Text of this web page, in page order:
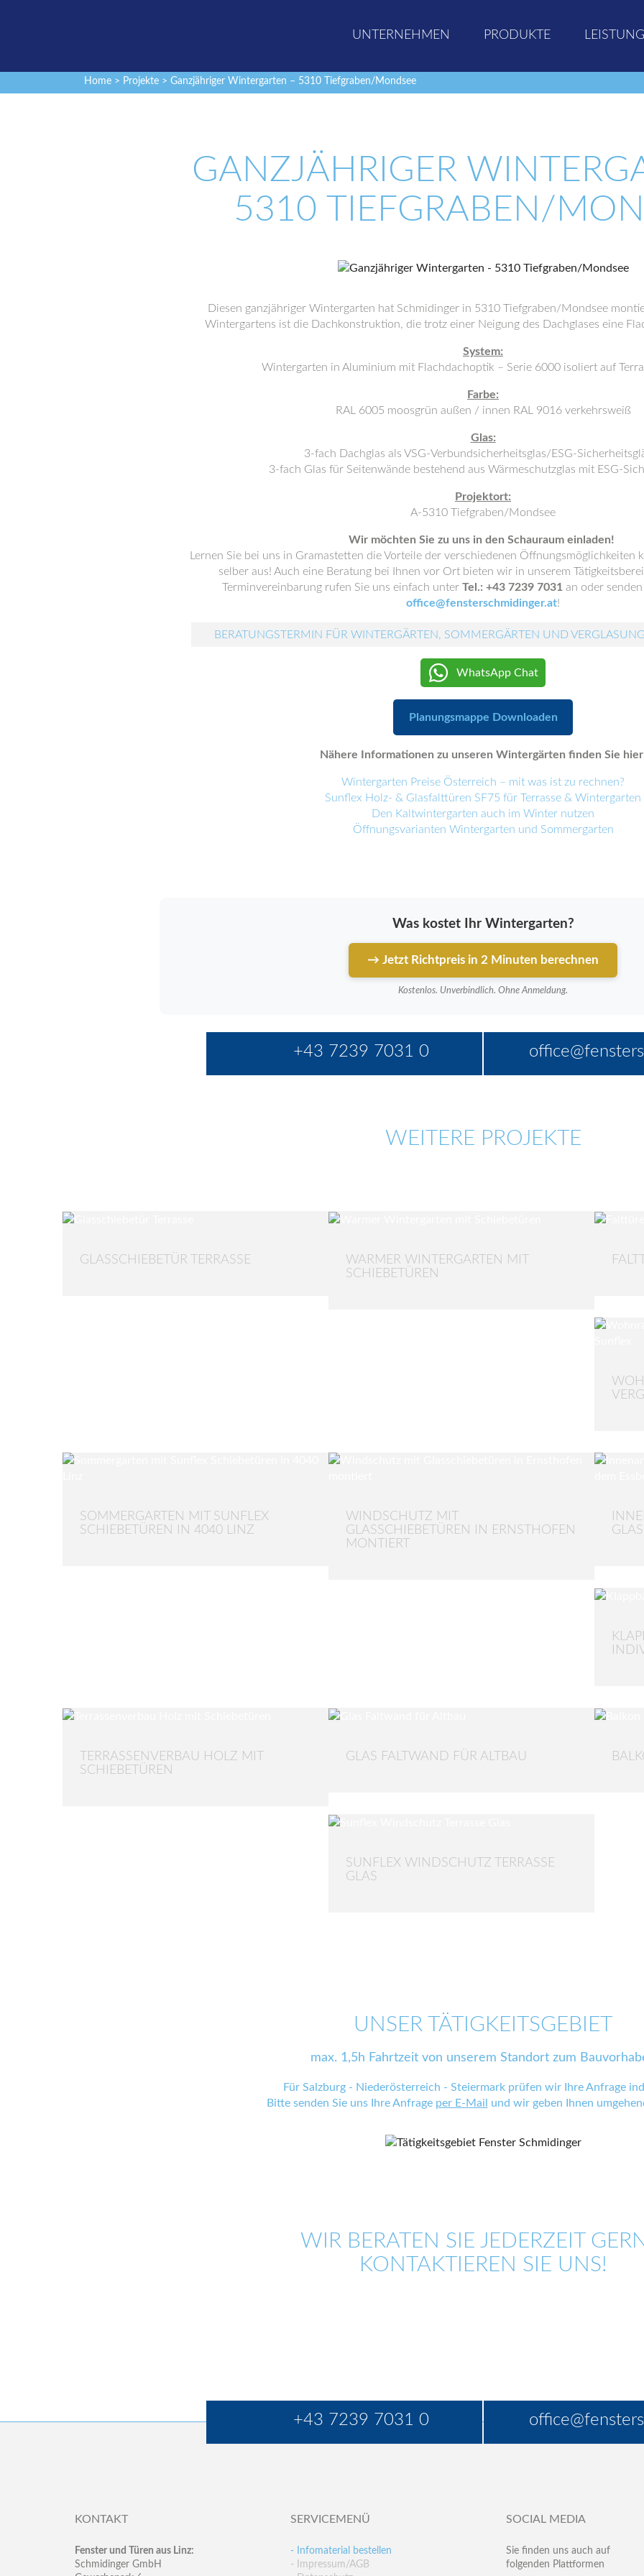
UNTERNEHMEN PRODUKTE
Home > Projekte > Ganzjähriger Wintergarten – 5310 Tiefgraben/Mondsee
GANZJÄHRIGER
5310 TIEFGRABEN/
Diesen ganzjähriger Wintergarten hat Schmidinger in 5310 Tiefgraben/Mondsee
Wintergartens ist die Dachkonstruktion, die trotz einer Neigung des Dachglases eine
System:
Wintergarten in Aluminium mit Flachdachoptik – Serie 6000 isoliert auf
Farbe:
RAL 6005 moosgrün außen / innen RAL 9016 verkehrsweiß
Glas:
3-fach Dachglas als VSG-Verbundsicherheitsglas/ESG-
3-fach Glas für Seitenwände bestehend aus Wärmeschutzglas mit ESG-
Projektort:
A-5310 Tiefgraben/Mondsee
Wir möchten Sie zu uns in den Schauraum einladen!
Lernen Sie bei uns in Gramastetten die Vorteile der verschiedenen Öffnungsmöglichkeiten
selber aus! Auch eine Beratung bei Ihnen vor Ort bieten wir in unserem
Terminvereinbarung rufen Sie uns einfach unter Tel.: +43 7239 7031 an oder
office@fensterschmidinger.at!
BERATUNGSTERMIN FÜR WINTERGÄRTEN, SOMMERGÄRTEN UND
WhatsApp Chat
Planungsmappe Downloaden
Nähere Informationen zu unseren Wintergärten finden Sie
Wintergarten Preise Österreich – mit was ist zu rechnen?
Sunflex Holz- & Glasfalttüren SF75 für Terrasse & Wintergarten
Den Kaltwintergarten auch im Winter nutzen
Öffnungsvarianten Wintergarten und Sommergarten
Was kostet Ihr Wintergarten?
→ Jetzt Richtpreis in 2 Minuten berechnen
Kostenlos. Unverbindlich. Ohne Anmeldung.
+43 7239 7031 0
WEITERE PROJEKTE
GLASSCHIEBETÜR TERRASSE
WARMER WINTERGARTEN MIT
SCHIEBETÜREN
SOMMERGARTEN MIT SUNFLEX
SCHIEBETÜREN IN 4040 LINZ
WINDSCHUTZ MIT
GLASSCHIEBETÜREN IN ERNSTHOFEN
MONTIERT
TERRASSENVERBAU HOLZ MIT
SCHIEBETÜREN
GLAS FALTWAND FÜR ALTBAU
SUNFLEX WINDSCHUTZ TERRASSE
GLAS
UNSER TÄTIGKEITSGEBIET
max. 1,5h Fahrtzeit von unserem Standort zum
Für Salzburg - Niederösterreich - Steiermark prüfen wir Ihre Anfrage
Bitte senden Sie uns Ihre Anfrage per E-Mail und wir geben Ihnen
WIR BERATEN SIE JEDERZEIT
KONTAKTIEREN SIE UNS!
+43 7239 7031 0
KONTAKT
Fenster und Türen aus Linz:
Schmidinger GmbH
SERVICEMENÜ
- Infomaterial bestellen
- Impressum/AGB
SOCIAL MEDIA
Sie finden uns auch auf
folgenden Plattformen